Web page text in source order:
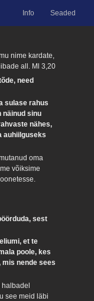
Info Seaded
nime kardate,
all. Ml 3,20
need
sulase rahus
näinud sinu
nähes,
auhiilguseks
oma
võiksime
sest
et te
poole, kes
mis nende sees
halbadel
see meid läbi